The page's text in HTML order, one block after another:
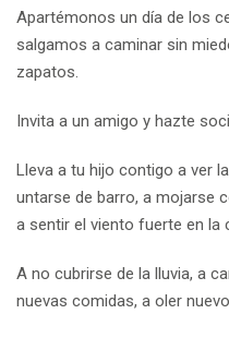
Apartémonos un día de los
salgamos a caminar sin
zapatos.
Invita a un amigo y hazte
Lleva a tu hijo contigo a ver
untarse de barro, a mojarse
a sentir el viento fuerte en la
A no cubrirse de la lluvia, a
nuevas comidas, a oler